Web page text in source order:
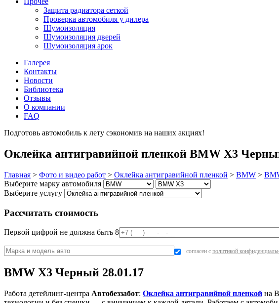
Защита радиатора сеткой
Проверка автомобиля у дилера
Шумоизоляция
Шумоизоляция дверей
Шумоизоляция арок
Галерея
Контакты
Новости
Библиотека
Отзывы
О компании
FAQ
Подготовь автомобиль к лету сэкономив на наших акциях!
Оклейка антигравийной пленкой BMW X3
Главная > Фото и видео работ > Оклейка антигравийной пленкой > BMW >
Выберите марку автомобиля
Выберите услугу
Рассчитать стоимость
Первой цифрой не должна быть 8
согласен с политикой
BMW X3 Черный 28.01.17
Работа детейлинг-центра Автобеззабот: Оклейка антигравийной пленкой на